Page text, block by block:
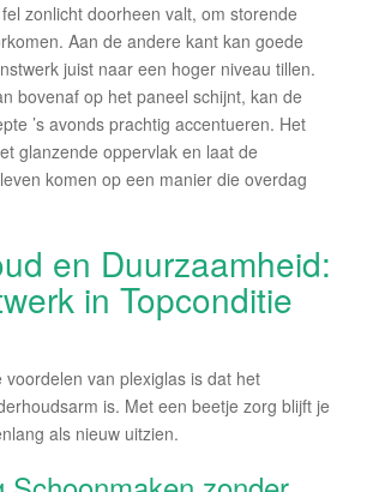
zonlicht doorheen valt, om storende
Aan de andere kant kan goede
juist naar een hoger niveau tillen.
bovenaf op het paneel schijnt, kan de
’s avonds prachtig accentueren. Het
glanzende oppervlak en laat de
komen op een manier die overdag
en Duurzaamheid:
in Topconditie
voordelen van plexiglas is dat het
is. Met een beetje zorg blijft je
als nieuw uitzien.